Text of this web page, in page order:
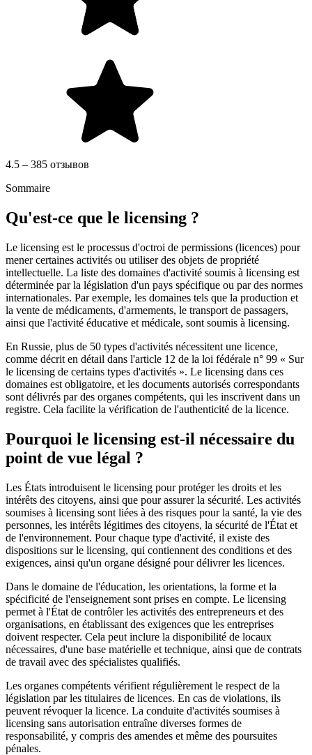
4.5 – 385 отзывов
Sommaire
Qu'est-ce que le licensing ?
Le licensing est le processus d'octroi de permissions (licences) pour
mener certaines activités ou utiliser des objets de propriété
intellectuelle. La liste des domaines d'activité soumis à licensing est
déterminée par la législation d'un pays spécifique ou par des normes
internationales. Par exemple, les domaines tels que la production et
la vente de médicaments, d'armements, le transport de passagers,
ainsi que l'activité éducative et médicale, sont soumis à licensing.
En Russie, plus de 50 types d'activités nécessitent une licence,
comme décrit en détail dans l'article 12 de la loi fédérale n° 99 « Sur
le licensing de certains types d'activités ». Le licensing dans ces
domaines est obligatoire, et les documents autorisés correspondants
sont délivrés par des organes compétents, qui les inscrivent dans un
registre. Cela facilite la vérification de l'authenticité de la licence.
Pourquoi le licensing est-il nécessaire du
point de vue légal ?
Les États introduisent le licensing pour protéger les droits et les
intérêts des citoyens, ainsi que pour assurer la sécurité. Les activités
soumises à licensing sont liées à des risques pour la santé, la vie des
personnes, les intérêts légitimes des citoyens, la sécurité de l'État et
de l'environnement. Pour chaque type d'activité, il existe des
dispositions sur le licensing, qui contiennent des conditions et des
exigences, ainsi qu'un organe désigné pour délivrer les licences.
Dans le domaine de l'éducation, les orientations, la forme et la
spécificité de l'enseignement sont prises en compte. Le licensing
permet à l'État de contrôler les activités des entrepreneurs et des
organisations, en établissant des exigences que les entreprises
doivent respecter. Cela peut inclure la disponibilité de locaux
nécessaires, d'une base matérielle et technique, ainsi que de contrats
de travail avec des spécialistes qualifiés.
Les organes compétents vérifient régulièrement le respect de la
législation par les titulaires de licences. En cas de violations, ils
peuvent révoquer la licence. La conduite d'activités soumises à
licensing sans autorisation entraîne diverses formes de
responsabilité, y compris des amendes et même des poursuites
pénales.